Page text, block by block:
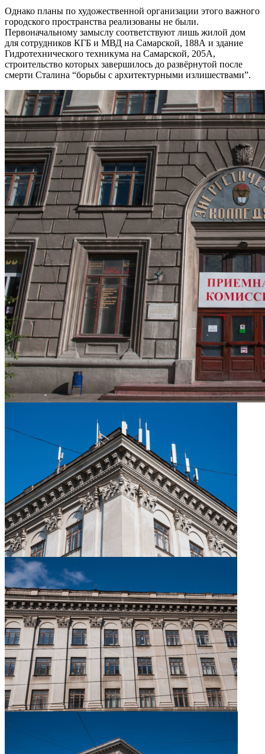
Однако планы по художественной организации этого важного
городского пространства реализованы не были.
Первоначальному замыслу соответствуют лишь жилой дом
для сотрудников КГБ и МВД на Самарской, 188А и здание
Гидротехнического техникума на Самарской, 205А,
строительство которых завершилось до развёрнутой после
смерти Сталина “борьбы с архитектурными излишествами”.